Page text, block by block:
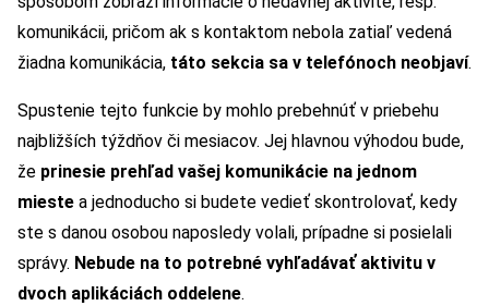
komunikácii, pričom ak s kontaktom nebola zatiaľ vedená
žiadna komunikácia, táto sekcia sa v telefónoch neobjaví.
Spustenie tejto funkcie by mohlo prebehnúť v priebehu
najbližších týždňov či mesiacov. Jej hlavnou výhodou bude,
že prinesie prehľad vašej komunikácie na jednom
mieste a jednoducho si budete vedieť skontrolovať, kedy
ste s danou osobou naposledy volali, prípadne si posielali
správy. Nebude na to potrebné vyhľadávať aktivitu v
dvoch aplikáciách oddelene.